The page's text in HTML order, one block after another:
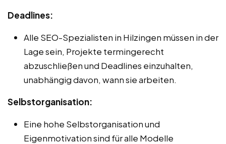
Deadlines:
Alle SEO-Spezialisten in Hilzingen müssen in der
Lage sein, Projekte termingerecht
abzuschließen und Deadlines einzuhalten,
unabhängig davon, wann sie arbeiten.
Selbstorganisation:
Eine hohe Selbstorganisation und
Eigenmotivation sind für alle Modelle